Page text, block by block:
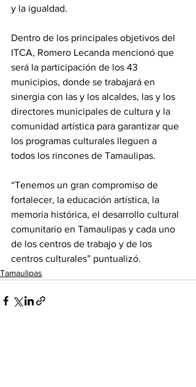
y la igualdad.
Dentro de los principales objetivos del
ITCA, Romero Lecanda mencionó que
será la participación de los 43
municipios, donde se trabajará en
sinergia con las y los alcaldes, las y los
directores municipales de cultura y la
comunidad artística para garantizar que
los programas culturales lleguen a
todos los rincones de Tamaulipas.
“Tenemos un gran compromiso de
fortalecer, la educación artística, la
memoria histórica, el desarrollo cultural
comunitario en Tamaulipas y cada uno
de los centros de trabajo y de los
centros culturales” puntualizó.
Tamaulipas